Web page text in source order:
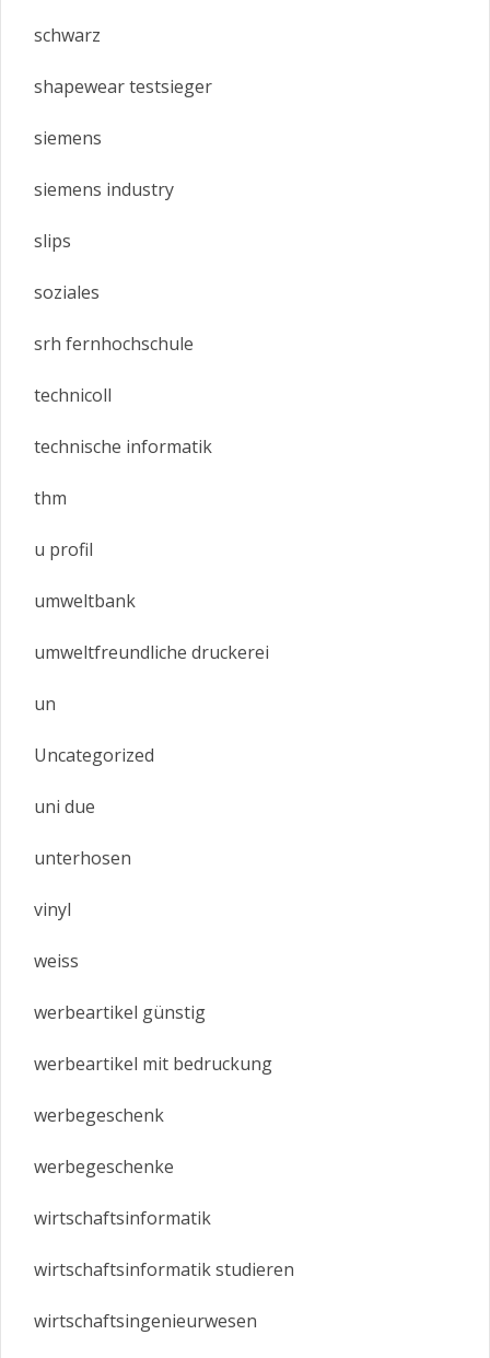
schwarz
shapewear testsieger
siemens
siemens industry
slips
soziales
srh fernhochschule
technicoll
technische informatik
thm
u profil
umweltbank
umweltfreundliche druckerei
un
Uncategorized
uni due
unterhosen
vinyl
weiss
werbeartikel günstig
werbeartikel mit bedruckung
werbegeschenk
werbegeschenke
wirtschaftsinformatik
wirtschaftsinformatik studieren
wirtschaftsingenieurwesen